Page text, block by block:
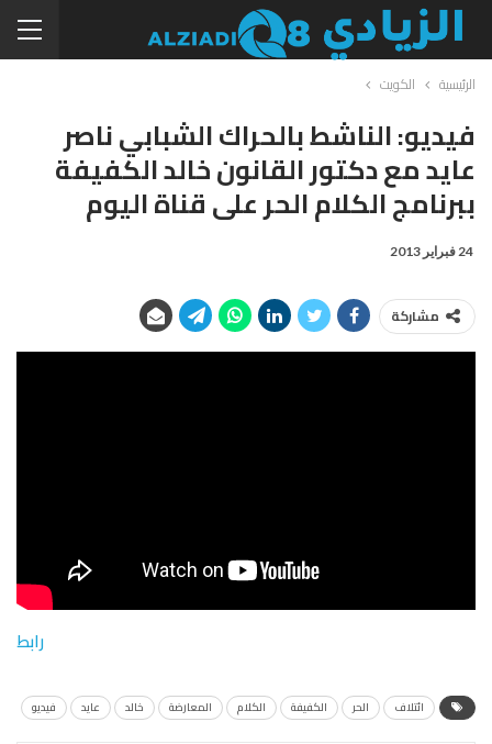
الرئيسية الكويت
فيديو: الناشط بالحراك الشبابي ناصر
عايد مع دكتور القانون خالد الكفيفة
ببرنامج الكلام الحر على قناة اليوم
24 فبراير 2013
مشاركة
رابط
ائتلاف الحر الكفيفة الكلام المعارضة خالد عايد فيديو